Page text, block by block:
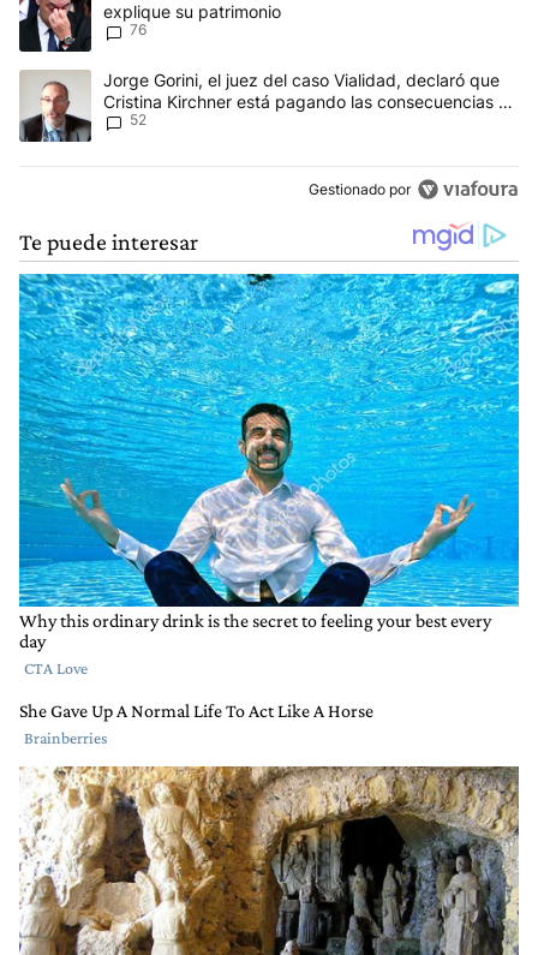
explique su patrimonio
76
Un artículo de tendencia con el título "Jorge Gorini, el juez del
Jorge Gorini, el juez del caso Vialidad, declaró que
Cristina Kirchner está pagando las consecuencias de
cometer "un delito comprobado"
52
Gestionado por